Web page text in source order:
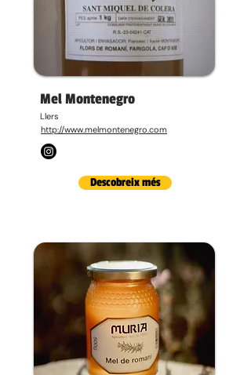
Mel Montenegro
Llers
http://www.melmontenegro.com
Descobreix més